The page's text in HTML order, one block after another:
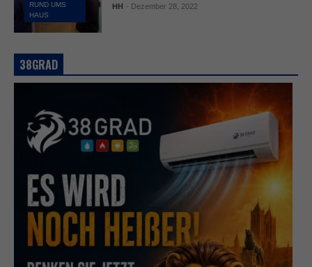
RUND UMS
HAUS
HH - Dezember 28, 2022
38GRAD